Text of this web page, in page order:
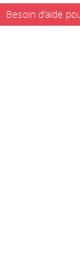
Besoin d'aide